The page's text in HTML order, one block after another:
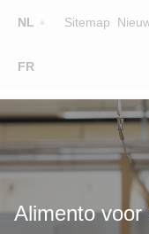
NL
FR
Sitemap
Main
navigation
OPLEIDINGEN
LESGEVERS
TEAM
Alimento voor